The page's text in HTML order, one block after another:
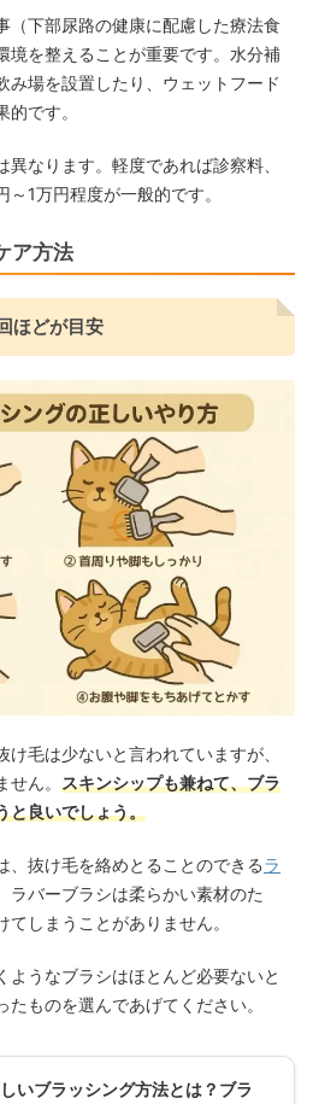
（下部尿路の健康に配慮した療法食
境を整えることが重要です。水分補
み場を設置したり、ウェットフード
です。
なります。軽度であれば診察料、
1万円程度が一般的です。
ア方法
ほどが目安
毛は少ないと言われていますが、
ん。 スキンシップも兼ねて、ブラ
と良いでしょう。
、抜け毛を絡めとることのできるラ
ラバーブラシは柔らかい素材のた
しまうことがありません。
ようなブラシはほとんど必要ないと
ものを選んであげてください。
いブラッシング方法とは？ブラ